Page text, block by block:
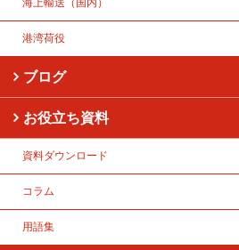
海上輸送（国内）
港湾荷役
ブログ
お役立ち資料
資料ダウンロード
コラム
用語集